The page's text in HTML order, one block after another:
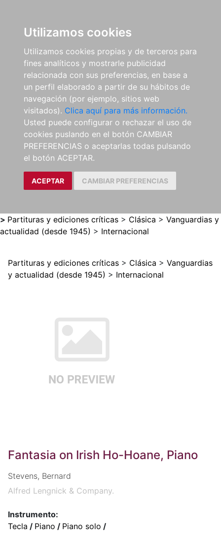
Utilizamos cookies
Utilizamos cookies propias y de terceros para
fines analíticos y mostrarle publicidad
relacionada con sus preferencias, en base a
un perfil elaborado a partir de su hábitos de
navegación (por ejemplo, sitios web
visitados). Clica aquí para más información.
Usted puede configurar o rechazar el uso de
cookies puslando en el botón CAMBIAR
PREFERENCIAS o aceptarlas todas pulsando
el botón ACEPTAR.
ACEPTAR CAMBIAR PREFERENCIAS
> Partituras y ediciones críticas > Clásica > Vanguardias y
actualidad (desde 1945) > Internacional
Partituras y ediciones críticas > Clásica > Vanguardias
y actualidad (desde 1945) > Internacional
Fantasia on Irish Ho-Hoane, Piano
Stevens, Bernard
Alfred Lengnick & Company.
Instrumento:
Tecla / Piano / Piano solo /